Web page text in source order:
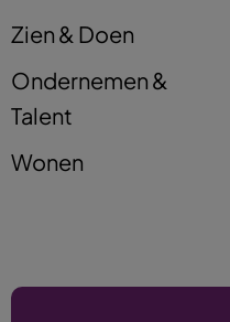
Zien & Doen
Ondernemen &
Talent
Wonen